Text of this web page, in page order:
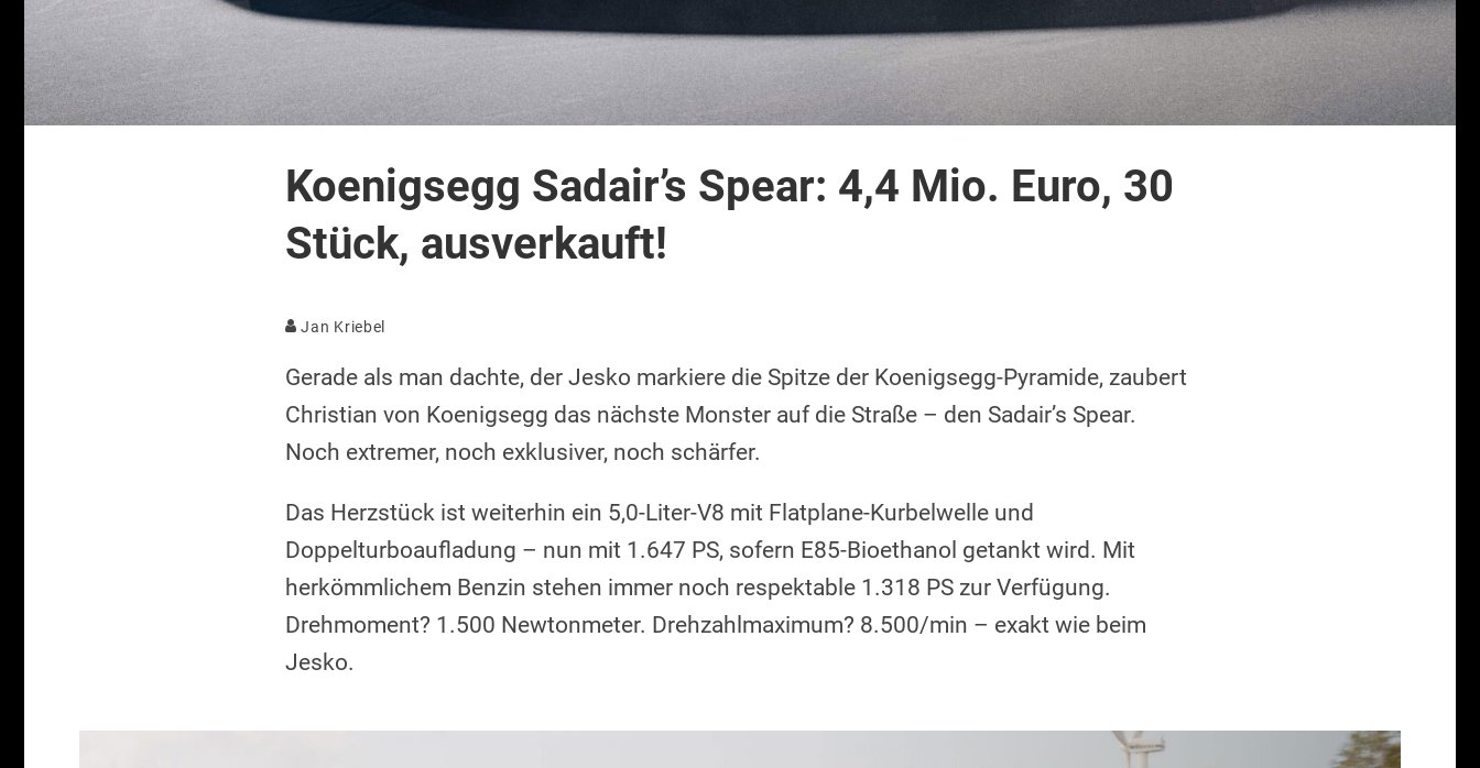
Koenigsegg Sadair’s Spear: 4,4 Mio. Euro, 30
Stück, ausverkauft!
Jan Kriebel
Gerade als man dachte, der Jesko markiere die Spitze der Koenigsegg-Pyramide, zaubert
Christian von Koenigsegg das nächste Monster auf die Straße – den Sadair’s Spear.
Noch extremer, noch exklusiver, noch schärfer.
Das Herzstück ist weiterhin ein 5,0-Liter-V8 mit Flatplane-Kurbelwelle und
Doppelturboaufladung – nun mit 1.647 PS, sofern E85-Bioethanol getankt wird. Mit
herkömmlichem Benzin stehen immer noch respektable 1.318 PS zur Verfügung.
Drehmoment? 1.500 Newtonmeter. Drehzahlmaximum? 8.500/min – exakt wie beim
Jesko.